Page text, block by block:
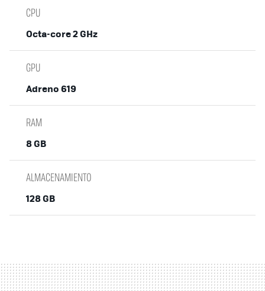
CPU
Octa-core 2 GHz
GPU
Adreno 619
RAM
8 GB
ALMACENAMIENTO
128 GB